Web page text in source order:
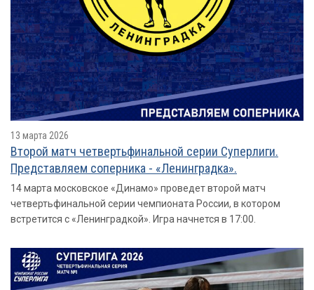
13 марта 2026
Второй матч четвертьфинальной серии Суперлиги.
Представляем соперника - «Ленинградка».
14 марта московское «Динамо» проведет второй матч
четвертьфинальной серии чемпионата России, в котором
встретится с «Ленинградкой». Игра начнется в 17:00.